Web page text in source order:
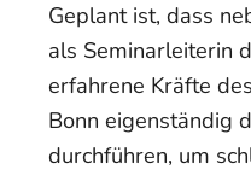
Geplant ist, dass
als Seminarleiterin
erfahrene Kräfte
Bonn eigenständig
durchführen, um